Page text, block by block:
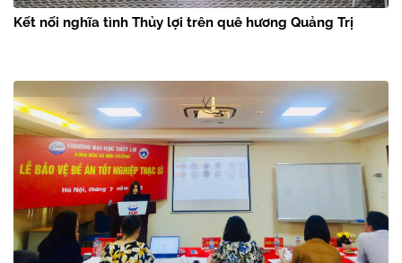
Kết nối nghĩa tình Thủy lợi trên quê hương Quảng Trị